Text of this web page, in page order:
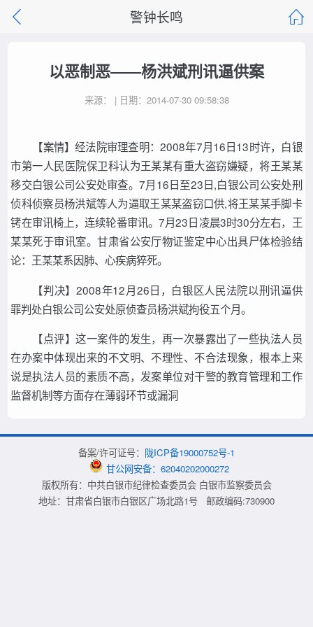
警钟长鸣
以恶制恶——杨洪斌刑讯逼供案
来源： | 日期：2014-07-30 09:58:38
【案情】经法院审理查明：2008年7月16日13时许，白银
市第一人民医院保卫科认为王某某有重大盗窃嫌疑，将王某某
移交白银公司公安处审查。7月16日至23日,白银公司公安处刑
侦科侦察员杨洪斌等人为逼取王某某盗窃口供,将王某某手脚卡
铐在审讯椅上，连续轮番审讯。7月23日凌晨3时30分左右，王
某某死于审讯室。甘肃省公安厅物证鉴定中心出具尸体检验结
论：王某某系因肺、心疾病猝死。
【判决】2008年12月26日，白银区人民法院以刑讯逼供
罪判处白银公司公安处原侦查员杨洪斌拘役五个月。
【点评】这一案件的发生，再一次暴露出了一些执法人员
在办案中体现出来的不文明、不理性、不合法现象，根本上来
说是执法人员的素质不高，发案单位对干警的教育管理和工作
监督机制等方面存在薄弱环节或漏洞
备案/许可证号： 陇ICP备19000752号-1
甘公网安备：62040202000272
版权所有：中共白银市纪律检查委员会 白银市监察委员会
地址：甘肃省白银市白银区广场北路1号 邮政编码:730900